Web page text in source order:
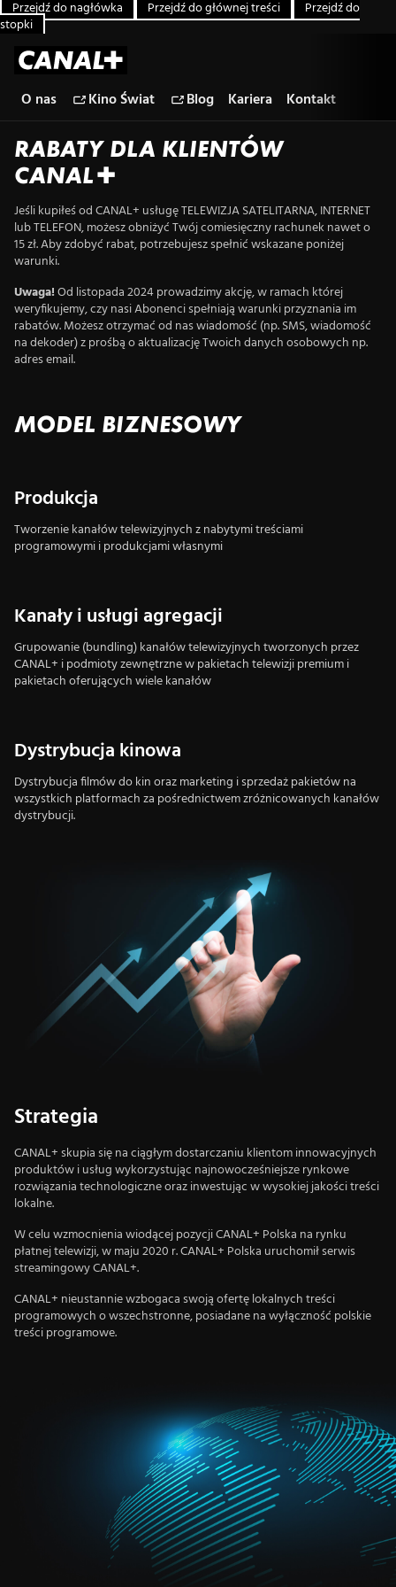
Przejdź do nagłówka Przejdź do głównej treści
Przejdź do
stopki
O nas Kino Świat Blog Kariera Kontakt
RABATY DLA KLIENTÓW
CANAL+
Jeśli kupiłeś od CANAL+ usługę TELEWIZJA SATELITARNA, INTERNET
lub TELEFON, możesz obniżyć Twój comiesięczny rachunek nawet o
15 zł. Aby zdobyć rabat, potrzebujesz spełnić wskazane poniżej
warunki.
Uwaga!Od listopada 2024 prowadzimy akcję, w ramach której
weryfikujemy, czy nasi Abonenci spełniają warunki przyznania im
rabatów. Możesz otrzymać od nas wiadomość (np. SMS, wiadomość
na dekoder) z prośbą o aktualizację Twoich danych osobowych np.
adres email.
MODEL BIZNESOWY
Produkcja
Tworzenie kanałów telewizyjnych z nabytymi treściami
programowymi i produkcjami własnymi
Kanały i usługi agregacji
Grupowanie (bundling) kanałów telewizyjnych tworzonych przez
CANAL+ i podmioty zewnętrzne w pakietach telewizji premium i
pakietach oferujących wiele kanałów
Dystrybucja kinowa
Dystrybucja filmów do kin oraz marketing i sprzedaż pakietów na
wszystkich platformach za pośrednictwem zróżnicowanych kanałów
dystrybucji.
Strategia
CANAL+ skupia się na ciągłym dostarczaniu klientom innowacyjnych
produktów i usług wykorzystując najnowocześniejsze rynkowe
rozwiązania technologiczne oraz inwestując w wysokiej jakości treści
lokalne.
W celu wzmocnienia wiodącej pozycji CANAL+ Polska na rynku
płatnej telewizji, w maju 2020 r. CANAL+ Polska uruchomił serwis
streamingowy CANAL+.
CANAL+ nieustannie wzbogaca swoją ofertę lokalnych treści
programowych o wszechstronne, posiadane na wyłączność polskie
treści programowe.